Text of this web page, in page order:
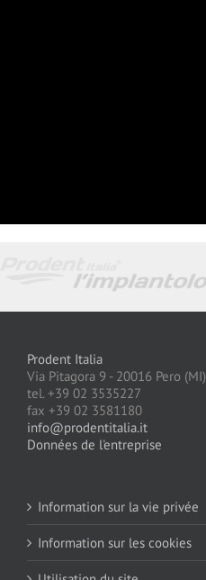
Prodent Italia
Via Pitagora 9 - 20016 Pero (MI)
tel. +39 02 3535227
fax +39 02 3581180
info@prodentitalia.it
Données de l'entreprise
Information sur la vie privée
Information sur les cookies